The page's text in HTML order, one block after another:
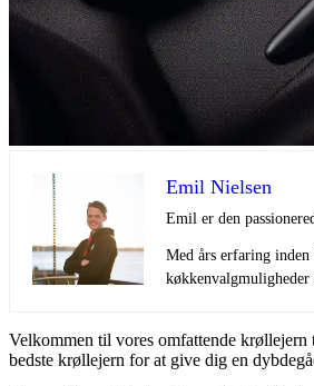
Emil Nielsen
Emil er den
Med års erfaring inden
køkkenvalgmuligheder
Velkommen til vores omfattende
bedste krøllejern for at give dig en